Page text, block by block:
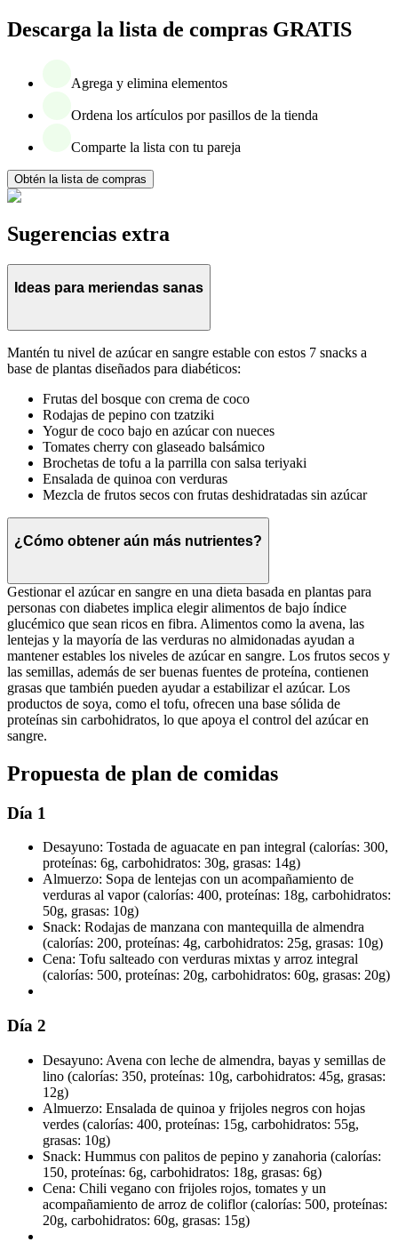
Descarga la lista de compras GRATIS
Agrega y elimina elementos
Ordena los artículos por pasillos de la tienda
Comparte la lista con tu pareja
Obtén la lista de compras
Sugerencias extra
Ideas para meriendas sanas
Mantén tu nivel de azúcar en sangre estable con estos 7 snacks a
base de plantas diseñados para diabéticos:
Frutas del bosque con crema de coco
Rodajas de pepino con tzatziki
Yogur de coco bajo en azúcar con nueces
Tomates cherry con glaseado balsámico
Brochetas de tofu a la parrilla con salsa teriyaki
Ensalada de quinoa con verduras
Mezcla de frutos secos con frutas deshidratadas sin azúcar
¿Cómo obtener aún más nutrientes?
Gestionar el azúcar en sangre en una dieta basada en plantas para
personas con diabetes implica elegir alimentos de bajo índice
glucémico que sean ricos en fibra. Alimentos como la avena, las
lentejas y la mayoría de las verduras no almidonadas ayudan a
mantener estables los niveles de azúcar en sangre. Los frutos secos y
las semillas, además de ser buenas fuentes de proteína, contienen
grasas que también pueden ayudar a estabilizar el azúcar. Los
productos de soya, como el tofu, ofrecen una base sólida de
proteínas sin carbohidratos, lo que apoya el control del azúcar en
sangre.
Propuesta de plan de comidas
Día 1
Desayuno: Tostada de aguacate en pan integral (calorías: 300,
proteínas: 6g, carbohidratos: 30g, grasas: 14g)
Almuerzo: Sopa de lentejas con un acompañamiento de
verduras al vapor (calorías: 400, proteínas: 18g, carbohidratos:
50g, grasas: 10g)
Snack: Rodajas de manzana con mantequilla de almendra
(calorías: 200, proteínas: 4g, carbohidratos: 25g, grasas: 10g)
Cena: Tofu salteado con verduras mixtas y arroz integral
(calorías: 500, proteínas: 20g, carbohidratos: 60g, grasas: 20g)
Día 2
Desayuno: Avena con leche de almendra, bayas y semillas de
lino (calorías: 350, proteínas: 10g, carbohidratos: 45g, grasas:
12g)
Almuerzo: Ensalada de quinoa y frijoles negros con hojas
verdes (calorías: 400, proteínas: 15g, carbohidratos: 55g,
grasas: 10g)
Snack: Hummus con palitos de pepino y zanahoria (calorías:
150, proteínas: 6g, carbohidratos: 18g, grasas: 6g)
Cena: Chili vegano con frijoles rojos, tomates y un
acompañamiento de arroz de coliflor (calorías: 500, proteínas:
20g, carbohidratos: 60g, grasas: 15g)